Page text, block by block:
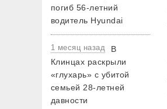
погиб 56-летний
водитель Hyundai
1 месяц назад
В
Клинцах раскрыли
«глухарь» с убитой
семьей 28-летней
давности